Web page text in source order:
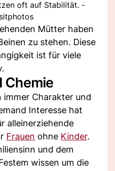
oft auf Stabilität. -
Mütter haben
zu stehen. Diese
ist für viele
Chemie
Charakter und
Interesse hat
alleinerziehende
Frauen ohne Kinder.
und dem
wissen um die